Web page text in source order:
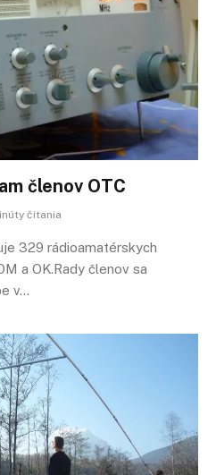
členov OTC
čítania
329 rádioamatérskych
a OK.Rady členov sa
v…